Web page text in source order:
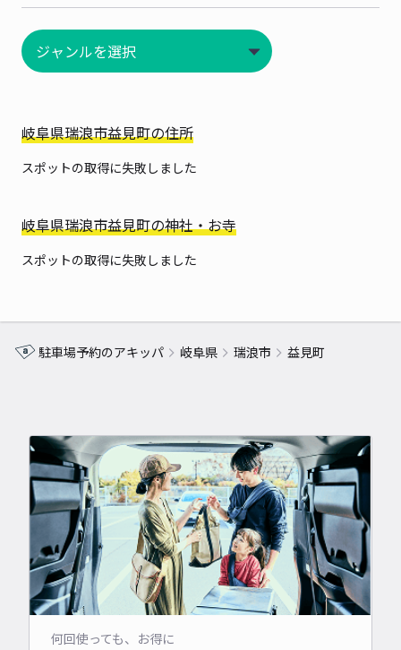
岐阜県瑞浪市益見町の住所
スポットの取得に失敗しました
岐阜県瑞浪市益見町の神社・お寺
スポットの取得に失敗しました
駐車場予約のアキッパ 岐阜県 瑞浪市 益見町
何回使っても、お得に